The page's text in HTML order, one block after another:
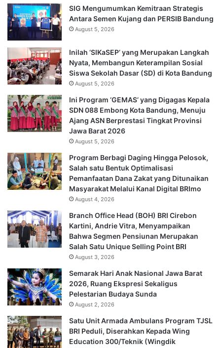
SIG Mengumumkan Kemitraan Strategis
Antara Semen Kujang dan PERSIB Bandung
August 5, 2026
Inilah ‘SIKaSEP’ yang Merupakan Langkah
Nyata, Membangun Keterampilan Sosial
Siswa Sekolah Dasar (SD) di Kota Bandung
August 5, 2026
Ini Program ‘GEMAS’ yang Digagas Kepala
SDN 088 Embong Kota Bandung, Menuju
Ajang ASN Berprestasi Tingkat Provinsi
Jawa Barat 2026
August 5, 2026
Program Berbagi Daging Hingga Pelosok,
Salah satu Bentuk Optimalisasi
Pemanfaatan Dana Zakat yang Ditunaikan
Masyarakat Melalui Kanal Digital BRImo
August 4, 2026
Branch Office Head (BOH) BRI Cirebon
Kartini, Andrie Vitra, Menyampaikan
Bahwa Segmen Pensiunan Merupakan
Salah Satu Unique Selling Point BRI
August 3, 2026
Semarak Hari Anak Nasional Jawa Barat
2026, Ruang Ekspresi Sekaligus
Pelestarian Budaya Sunda
August 2, 2026
Satu Unit Armada Ambulans Program TJSL
BRI Peduli, Diserahkan Kepada Wing
Education 300/Teknik (Wingdik